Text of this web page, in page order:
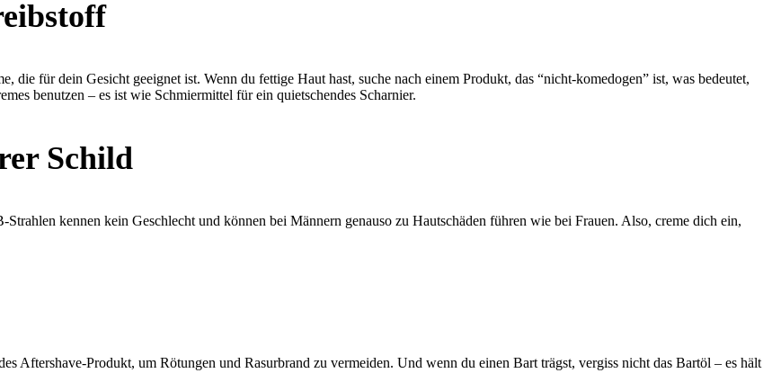
die für dein Gesicht geeignet ist. Wenn du fettige Haut hast, suche nach einem Produkt, das “nicht-komedogen” ist, was bedeutet,
benutzen – es ist wie Schmiermittel für ein quietschendes Scharnier.
Schild
kennen kein Geschlecht und können bei Männern genauso zu Hautschäden führen wie bei Frauen. Also, creme dich ein,
Aftershave-Produkt, um Rötungen und Rasurbrand zu vermeiden. Und wenn du einen Bart trägst, vergiss nicht das Bartöl – es hält